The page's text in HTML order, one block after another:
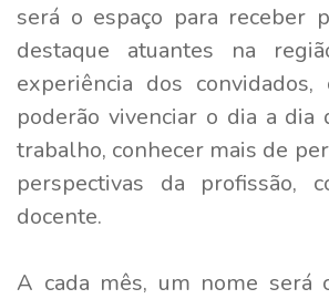
será o espaço para receber
destaque atuantes na
experiência dos convidados,
poderão vivenciar o dia a dia
trabalho, conhecer mais de
perspectivas da profissão,
docente.
A cada mês, um nome será